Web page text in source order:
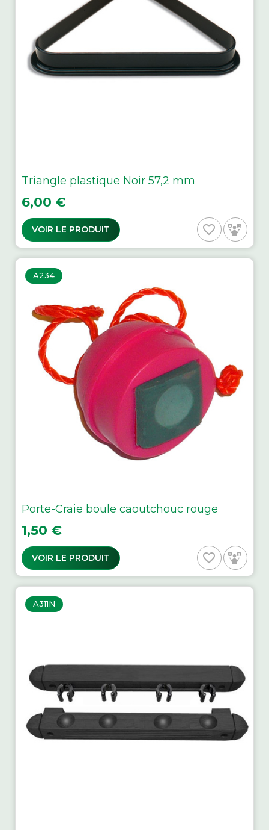
Triangle plastique Noir 57,2 mm
Prix
6,00 €
VOIR LE PRODUIT favorite_border
A234
Porte-Craie boule caoutchouc rouge
Prix
1,50 €
VOIR LE PRODUIT favorite_border
A311N